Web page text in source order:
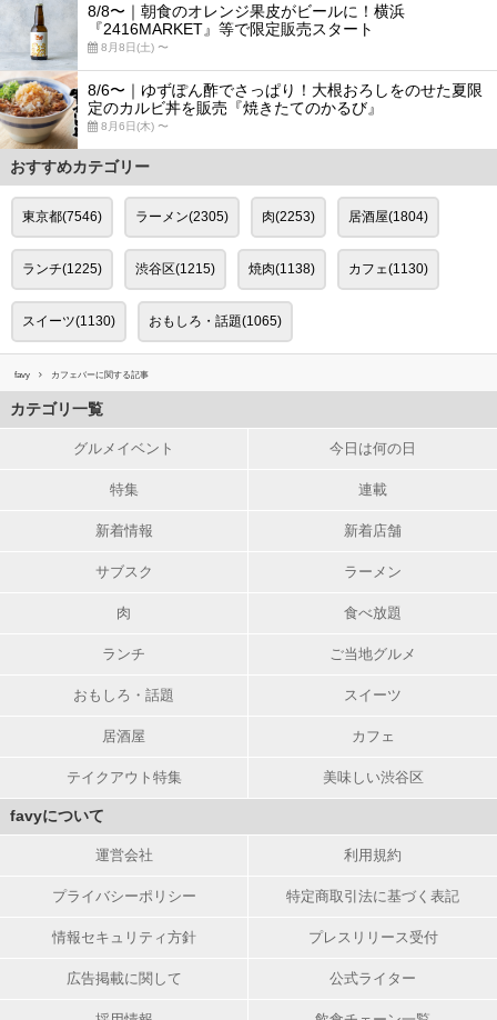
8/8〜｜朝食のオレンジ果皮がビールに！横浜
『2416MARKET』等で限定販売スタート
8月8日(土) 〜
8/6〜｜ゆずぽん酢でさっぱり！大根おろしをのせた夏限
定のカルビ丼を販売『焼きたてのかるび』
8月6日(木) 〜
おすすめカテゴリー
東京都(7546) ラーメン(2305) 肉(2253) 居酒屋(1804)
ランチ(1225) 渋谷区(1215) 焼肉(1138) カフェ(1130)
スイーツ(1130) おもしろ・話題(1065)
favy カフェバーに関する記事
カテゴリ一覧
グルメイベント 今日は何の日
特集 連載
新着情報 新着店舗
サブスク ラーメン
肉 食べ放題
ランチ ご当地グルメ
おもしろ・話題 スイーツ
居酒屋 カフェ
テイクアウト特集 美味しい渋谷区
favyについて
運営会社 利用規約
プライバシーポリシー 特定商取引法に基づく表記
情報セキュリティ方針 プレスリリース受付
広告掲載に関して 公式ライター